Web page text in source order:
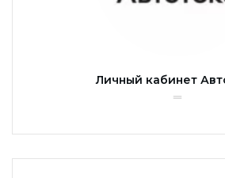
Личный кабинет